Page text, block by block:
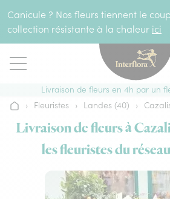
Canicule ? Nos fleurs tiennent le
collection résistante à la chaleur ici
Livraison de fleurs en 4h par un
Accueil
› Fleuristes › Landes (40) ›
Livraison de fleurs à
les fleuristes du